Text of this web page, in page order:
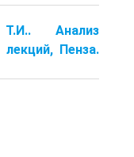
Т.И.. Анализ
Пенза.